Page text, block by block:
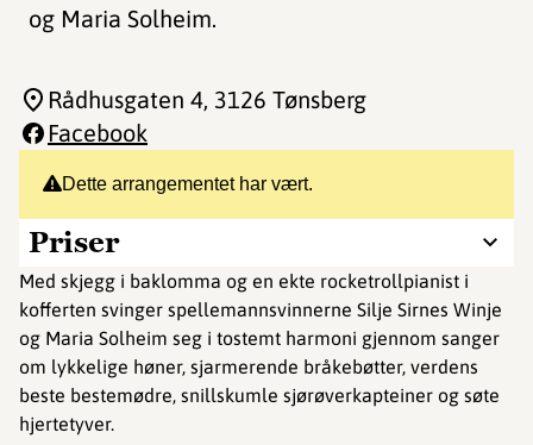
og Maria Solheim.
Dette arrangementet har vært.
Priser
Med skjegg i baklomma og en ekte rocketrollpianist i
kofferten svinger spellemannsvinnerne Silje Sirnes Winje
og Maria Solheim seg i tostemt harmoni gjennom sanger
om lykkelige høner, sjarmerende bråkebøtter, verdens
beste bestemødre, snillskumle sjørøverkapteiner og søte
hjertetyver.
Rådhusgaten 4, 3126 Tønsberg
Facebook